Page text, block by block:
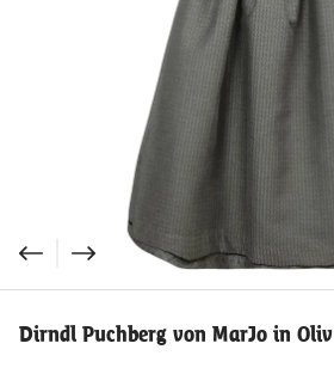
Dirndl Puchberg von MarJo in Oliv